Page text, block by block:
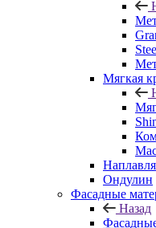
Мягкая
Ондулин
Фасадные
Назад